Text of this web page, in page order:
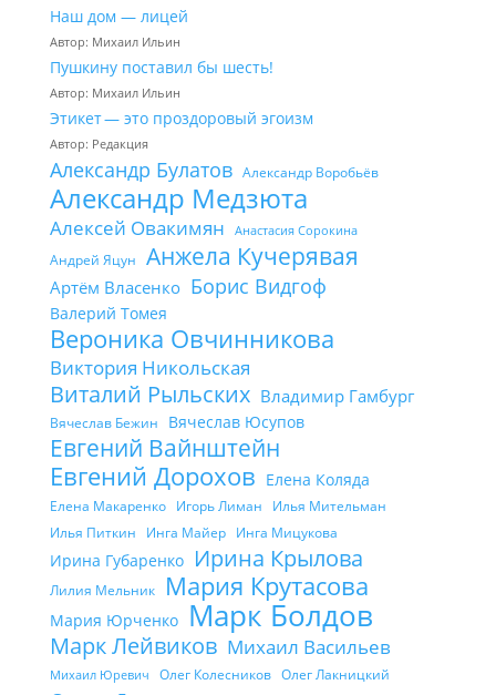
Наш дом — лицей
Автор: Михаил Ильин
Пушкину поставил бы шесть!
Автор: Михаил Ильин
Этикет — это проздоровый эгоизм
Автор: Редакция
Александр Булатов Александр Воробьёв
Александр Медзюта
Алексей Овакимян Анастасия Сорокина
Андрей Яцун Анжела Кучерявая
Артём Власенко Борис Видгоф
Валерий Томея
Вероника Овчинникова
Виктория Никольская
Виталий Рыльских Владимир Гамбург
Вячеслав Бежин Вячеслав Юсупов
Евгений Вайнштейн
Евгений Дорохов Елена Коляда
Елена Макаренко Игорь Лиман
Илья Мительман
Илья Питкин
Инга Майер Инга Мицукова
Ирина Губаренко Ирина Крылова
Лилия Мельник Мария Крутасова
Мария Юрченко Марк Болдов
Марк Лейвиков Михаил Васильев
Михаил Юревич Олег Колесников Олег Лакницкий